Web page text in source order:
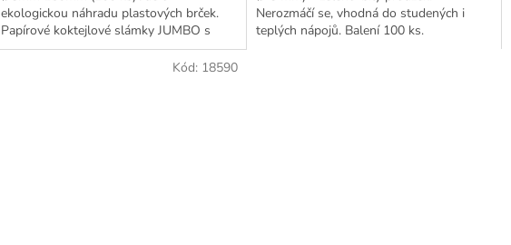
ekologickou náhradu plastových brček.
Papírové koktejlové slámky JUMBO s
černým potiskem.
Nerozmáčí se, vhodná do studených i
teplých nápojů. Balení 100 ks.
Kód: 18590